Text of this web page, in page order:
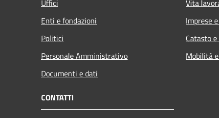
Uffici
Enti e fondazioni
Politici
Personale Amministrativo
Documenti e dati
Vita
Imprese
Catasto
Mobilità
CONTATTI